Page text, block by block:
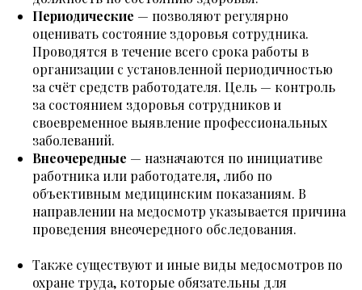
Периодические — позволяют регулярно
оценивать состояние здоровья сотрудника.
Проводятся в течение всего срока работы в
организации с установленной периодичностью
за счёт средств работодателя. Цель — контроль
за состоянием здоровья сотрудников и
своевременное выявление профессиональных
заболеваний.
Внеочередные — назначаются по инициативе
работника или работодателя, либо по
объективным медицинским показаниям. В
направлении на медосмотр указывается причина
проведения внеочередного обследования.
Также существуют и иные виды медосмотров по
охране труда, которые обязательны для